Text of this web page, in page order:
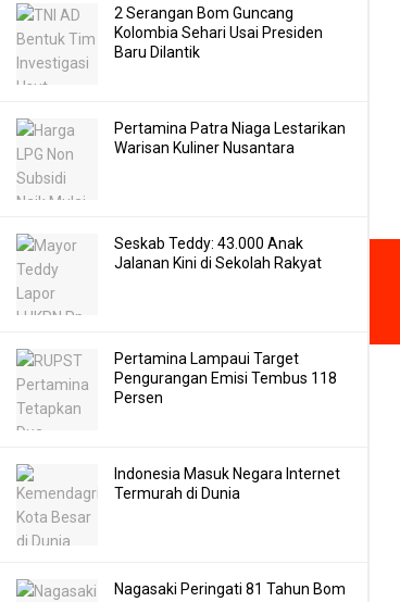
2 Serangan Bom Guncang
Kolombia Sehari Usai Presiden
Baru Dilantik
Pertamina Patra Niaga Lestarikan
Warisan Kuliner Nusantara
Seskab Teddy: 43.000 Anak
Jalanan Kini di Sekolah Rakyat
Pertamina Lampaui Target
Pengurangan Emisi Tembus 118
Persen
Indonesia Masuk Negara Internet
Termurah di Dunia
Nagasaki Peringati 81 Tahun Bom